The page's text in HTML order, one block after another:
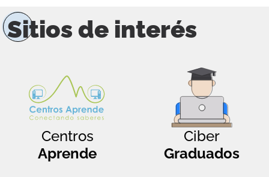
Sitios de interés
Centros
Aprende
Ciber
Graduados